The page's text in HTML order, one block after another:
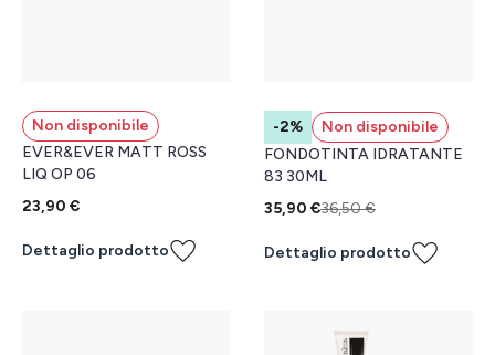
Non disponibile
EVER&EVER MATT ROSS
LIQ OP 06
23,90 €
Dettaglio prodotto
-2%
Non disponibile
FONDOTINTA IDRATANTE
83 30ML
35,90 €36,50 €
Dettaglio prodotto